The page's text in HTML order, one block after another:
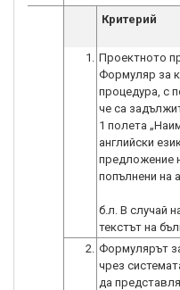
Критерий
1. Проектното
Формуляр за
процедура, с
че са
1 полета
английски
предложение
попълнени на
б.л. В случай
текстът на
2. Формулярът
чрез
да